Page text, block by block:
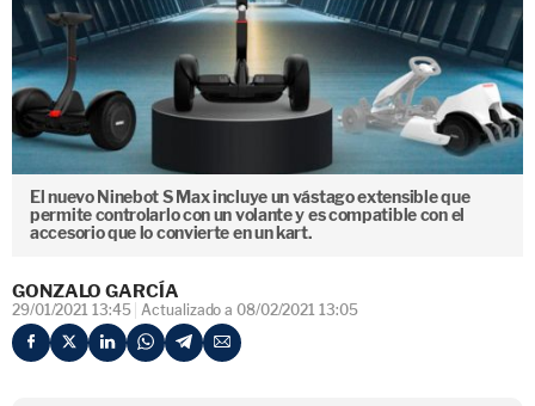
El nuevo Ninebot S Max incluye un vástago extensible que
permite controlarlo con un volante y es compatible con el
accesorio que lo convierte en un kart.
GONZALO GARCÍA
29/01/2021 13:45 Actualizado a 08/02/2021 13:05